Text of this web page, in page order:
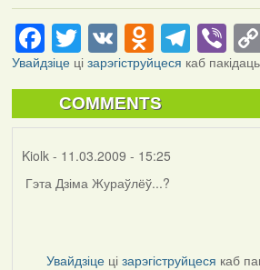
Facebook
Twitter
VK
Увайдзіцеці зарэгіструйцеся каб
COMMENTS
Kiolk- 11.03.2009 - 15:25
Гэта Дзіма Жураўлёў...?
Увайдзіце цізарэгіструйцеся каб